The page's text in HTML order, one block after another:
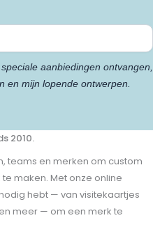
aanbiedingen ontvangen,
en mijn lopende ontwerpen.
2010.
teams en merken om custom
maken. Met onze online
hebt — van visitekaartjes
meer — om een merk te